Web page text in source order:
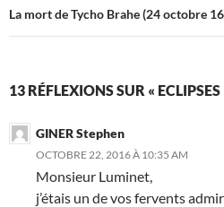
La mort de Tycho Brahe (24 octobre
13 RÉFLEXIONS SUR «
GINER Stephen
OCTOBRE 22, 2016 À 10:35 AM
Monsieur Luminet,
j’étais un de vos fervents